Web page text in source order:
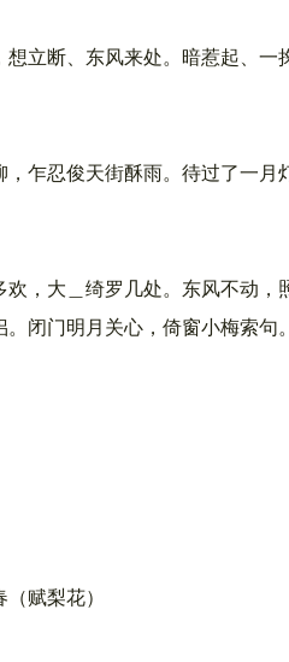
立断、东风来处。暗惹起、一
乍忍俊天街酥雨。待过了一月
大＿绮罗几处。东风不动，
门明月关心，倚窗小梅索句
赋梨花）